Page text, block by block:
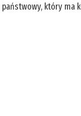
państwowy, który ma